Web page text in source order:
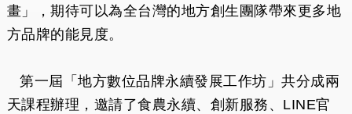
畫」，期待可以為全台灣的地方創生團隊帶來更多地
方品牌的能見度。
第一屆「地方數位品牌永續發展工作坊」共分成兩
天課程辦理，邀請了食農永續、創新服務、LINE官